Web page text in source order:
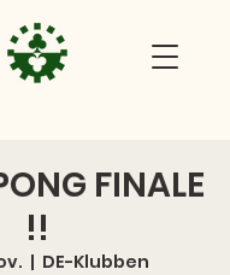
FINALE
!!
  |
DE-Klubben